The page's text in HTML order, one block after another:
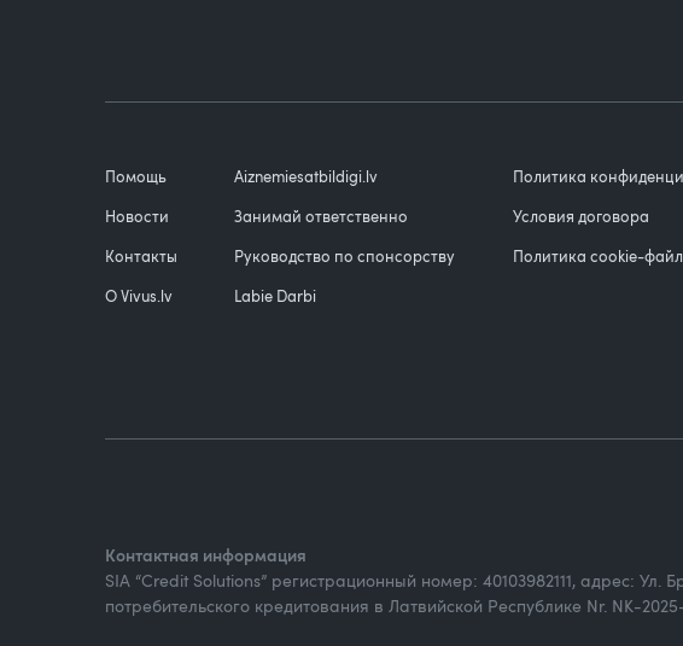
Помощь
Новости
Контакты
О Vivus.lv
Aiznemiesatbildigi.lv
Занимай ответственно
Руководство по спонсорству
Labie Darbi
Политика
Условия договора
Политика cookie-
Контактная информация
SIA “Credit Solutions” регистрационный номер: 40103982111, адрес:
потребительского кредитования в Латвийской Республике Nr. NK-